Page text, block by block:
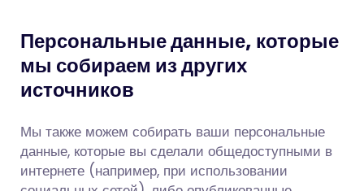
Персональные данные, которые
мы собираем из других
источников
Мы также можем собирать ваши персональные
данные, которые вы сделали общедоступными в
интернете (например, при использовании